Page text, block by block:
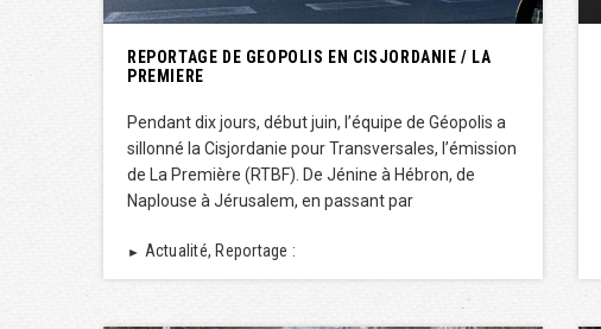
REPORTAGE DE GEOPOLIS EN CISJORDANIE / LA
PREMIERE
Pendant dix jours, début juin, l’équipe de Géopolis a
sillonné la Cisjordanie pour Transversales, l’émission
de La Première (RTBF). De Jénine à Hébron, de
Naplouse à Jérusalem, en passant par
► Actualité, Reportage :